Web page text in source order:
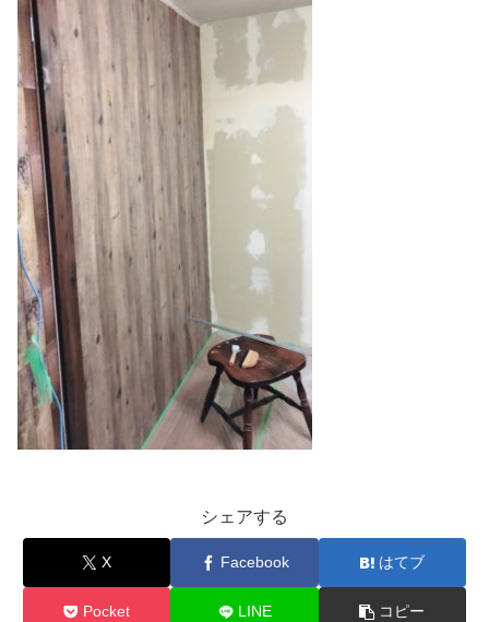
シェアする
X Facebook はてブ
Pocket LINE コピー